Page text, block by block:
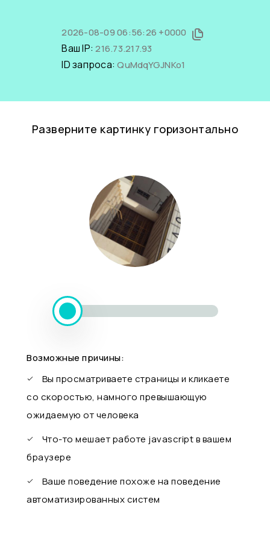
2026-08-09 06:56:26 +0000
Ваш IP:216.73.217.93
ID запроса:QuMdqYGJNKo1
Разверните картинку горизонтально
Возможные причины:
Вы просматриваете страницы и кликаете
со скоростью, намного превышающую
ожидаемую от человека
Что-то мешает работе javascript в вашем
браузере
Ваше поведение похоже на поведение
автоматизированных систем